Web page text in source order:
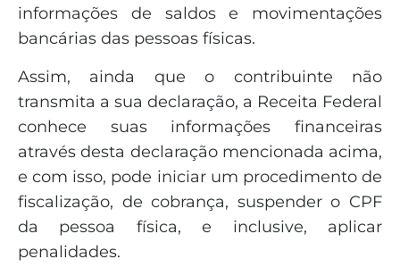
informações de saldos e movimentações
bancárias das pessoas físicas.
Assim, ainda que o contribuinte não
transmita a sua declaração, a Receita Federal
conhece suas informações financeiras
através desta declaração mencionada acima,
e com isso, pode iniciar um procedimento de
fiscalização, de cobrança, suspender o CPF
da pessoa física, e inclusive, aplicar
penalidades.